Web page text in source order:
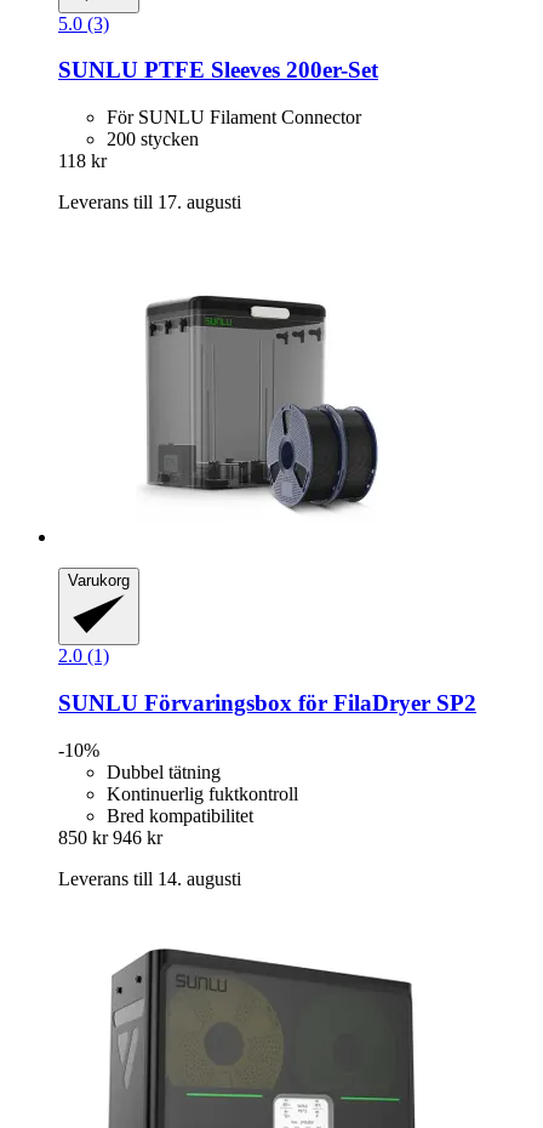
5.0 (3)
SUNLU PTFE Sleeves 200er-​Set
För SUNLU Filament Connector
200 stycken
118 kr
Leverans till 17. augusti
Varukorg
2.0 (1)
SUNLU Förvaringsbox för FilaDryer SP2
-10%
Dubbel tätning
Kontinuerlig fuktkontroll
Bred kompatibilitet
850 kr 946 kr
Leverans till 14. augusti